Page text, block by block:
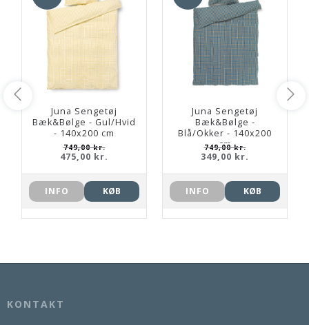
Juna Sengetøj
Bæk&Bølge - Gul/Hvid
- 140x200 cm
749,00 kr.
475,00 kr.
INFO KØB
Juna Sengetøj
Bæk&Bølge -
Blå/Okker - 140x200
cm
749,00 kr.
349,00 kr.
INFO KØB
KONTAKT